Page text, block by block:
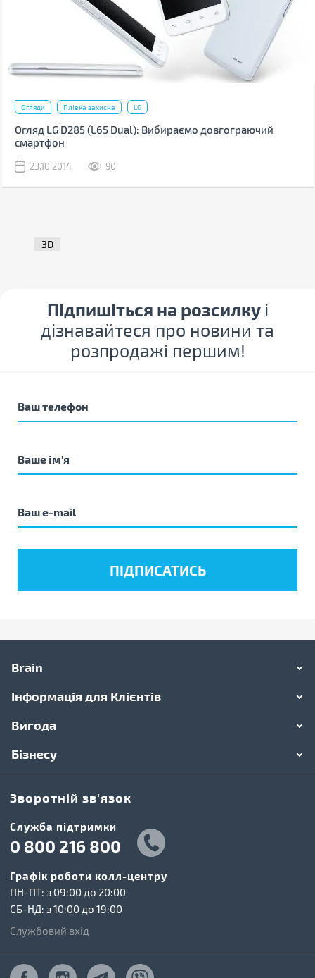
Огляди Плівка захисна LG
Огляд LG D285 (L65 Dual): Вибираємо довгограючий
смартфон
23.10.2014 90
3D
Підпишіться на розсилку і
дізнавайтеся про новини та
розпродажі першим!
Brain
Інформація для Клієнтів
Вигода
Бізнесу
Зворотній зв'язок
Cлужба підтримки
0 800 216 800
Графік роботи колл-центру
ПН-ПТ: з 09:00 до 20:00
СБ-НД: з 10:00 до 19:00
Службовий вхід